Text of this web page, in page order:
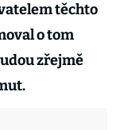
těchto
o tom
zřejmě